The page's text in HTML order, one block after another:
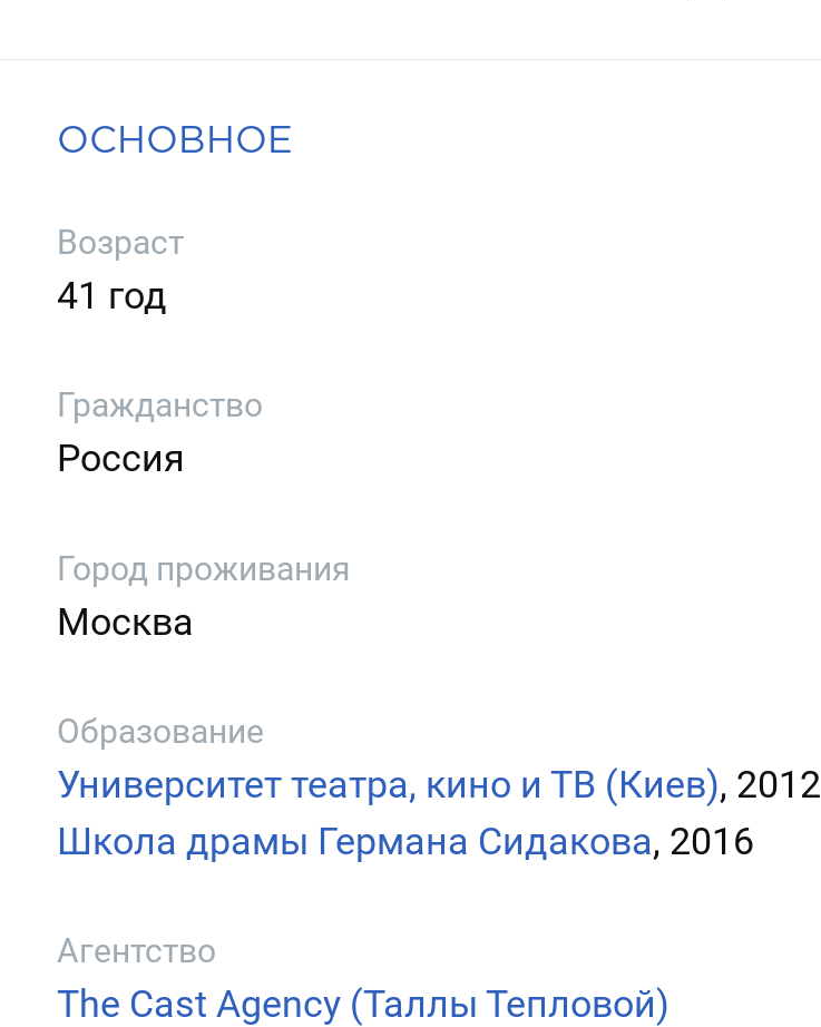
ОСНОВНОЕ
Возраст
41 год
Гражданство
Россия
Город проживания
Москва
Образование
Университет театра, кино и ТВ (Киев), 2012
Школа драмы Германа Сидакова, 2016
Агентство
The Cast Agency (Таллы Тепловой)